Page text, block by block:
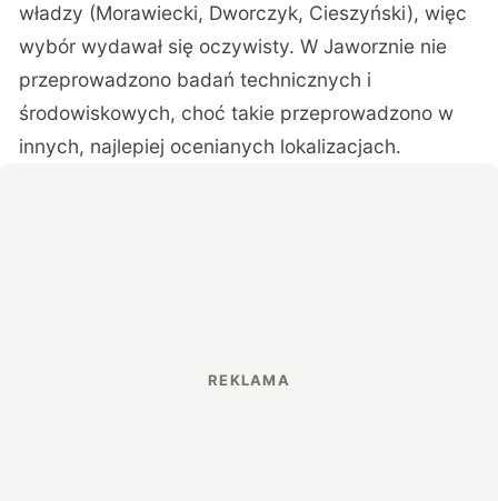
władzy (Morawiecki, Dworczyk, Cieszyński), więc
wybór wydawał się oczywisty. W Jaworznie nie
przeprowadzono badań technicznych i
środowiskowych, choć takie przeprowadzono w
innych, najlepiej ocenianych lokalizacjach.